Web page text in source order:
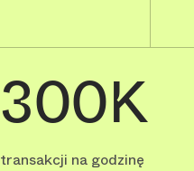
300K
transakcji na godzinę